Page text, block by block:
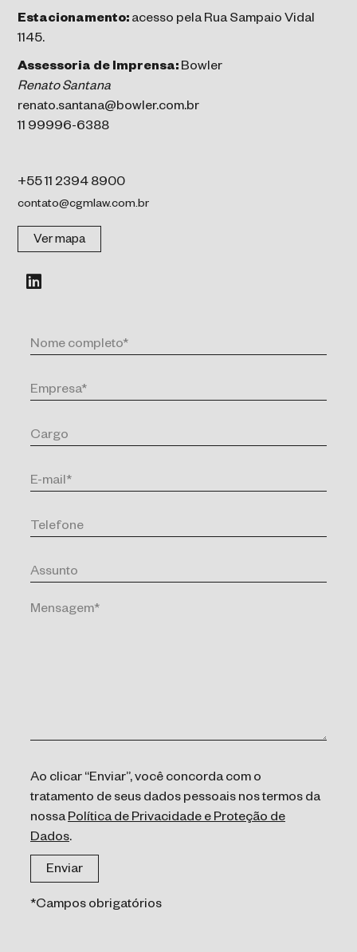
Estacionamento: acesso pela Rua Sampaio Vidal
1145.
Assessoria de Imprensa: Bowler
Renato Santana
renato.santana@bowler.com.br
11 99996-6388
+55 11 2394 8900
contato@cgmlaw.com.br
Ver mapa
Ao clicar “Enviar”, você concorda com o
tratamento de seus dados pessoais nos termos da
nossaPolítica de Privacidade e Proteção de
Dados.
*Campos obrigatórios